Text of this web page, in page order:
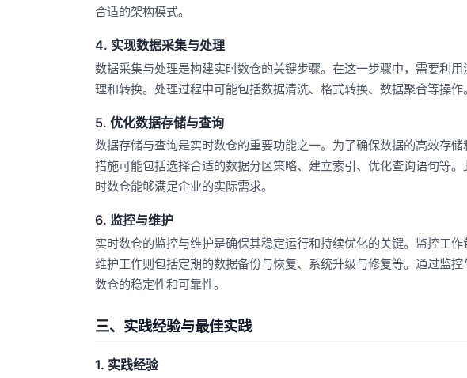
合适的架构模式。
4. 实现数据采集与处理
数据采集与处理是构建实时数仓的关键步骤。在这一步骤中，需要利
理和转换。处理过程中可能包括数据清洗、格式转换、数据聚合等操
5. 优化数据存储与查询
数据存储与查询是实时数仓的重要功能之一。为了确保数据的高效存
措施可能包括选择合适的数据分区策略、建立索引、优化查询语句等
时数仓能够满足企业的实际需求。
6. 监控与维护
实时数仓的监控与维护是确保其稳定运行和持续优化的关键。监控工
维护工作则包括定期的数据备份与恢复、系统升级与修复等。通过监
数仓的稳定性和可靠性。
三、实践经验与最佳实践
1. 实践经验